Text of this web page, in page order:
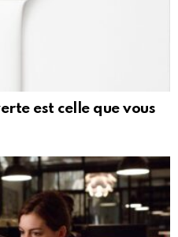
est celle que vous